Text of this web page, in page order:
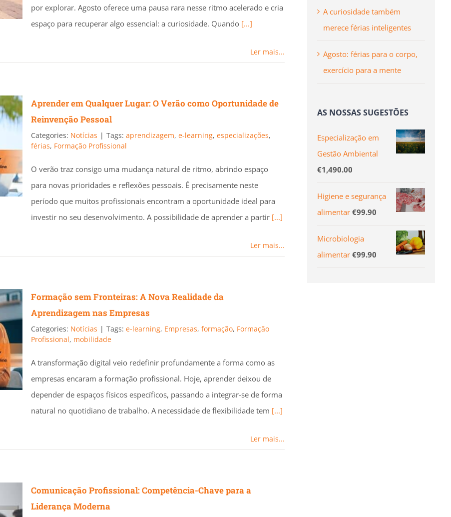
por explorar. Agosto oferece uma pausa rara nesse ritmo acelerado e cria
espaço para recuperar algo essencial: a curiosidade. Quando [...]
Ler mais...
Aprender em Qualquer Lugar: O Verão como Oportunidade de
Reinvenção Pessoal
Categories: Notícias | Tags: aprendizagem, e-learning, especializações,
férias, Formação Profissional
O verão traz consigo uma mudança natural de ritmo, abrindo espaço
para novas prioridades e reflexões pessoais. É precisamente neste
período que muitos profissionais encontram a oportunidade ideal para
investir no seu desenvolvimento. A possibilidade de aprender a partir [...]
Ler mais...
Formação sem Fronteiras: A Nova Realidade da
Aprendizagem nas Empresas
Categories: Notícias | Tags: e-learning, Empresas, formação, Formação
Profissional, mobilidade
A transformação digital veio redefinir profundamente a forma como as
empresas encaram a formação profissional. Hoje, aprender deixou de
depender de espaços físicos específicos, passando a integrar-se de forma
natural no quotidiano de trabalho. A necessidade de flexibilidade tem [...]
Ler mais...
Comunicação Profissional: Competência-Chave para a
Liderança Moderna
A curiosidade também
merece férias inteligentes
Agosto: férias para o corpo,
exercício para a mente
AS NOSSAS SUGESTÕES
Especialização em
Gestão Ambiental
€1,490.00
Higiene e segurança
alimentar €99.90
Microbiologia
alimentar €99.90